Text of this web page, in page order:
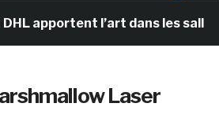
l’art dans les salles de
Laser